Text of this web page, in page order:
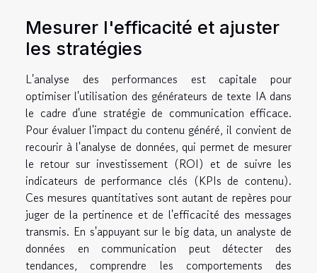
Mesurer l'efficacité et ajuster
les stratégies
L'analyse des performances est capitale pour
optimiser l'utilisation des générateurs de texte IA dans
le cadre d'une stratégie de communication efficace.
Pour évaluer l'impact du contenu généré, il convient de
recourir à l'analyse de données, qui permet de mesurer
le retour sur investissement (ROI) et de suivre les
indicateurs de performance clés (KPIs de contenu).
Ces mesures quantitatives sont autant de repères pour
juger de la pertinence et de l'efficacité des messages
transmis. En s'appuyant sur le big data, un analyste de
données en communication peut détecter des
tendances, comprendre les comportements des